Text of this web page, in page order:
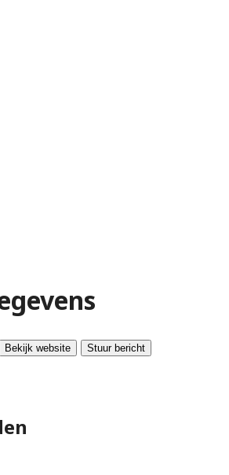
Bekijk website Stuur bericht